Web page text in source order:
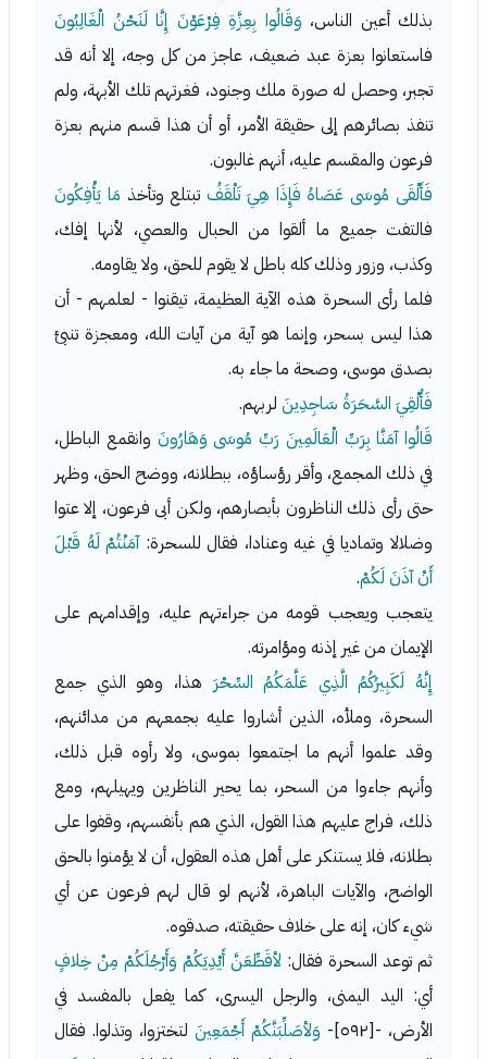
بذلك أعين الناس، وَقَالُوا بِعِزَّةِ فِرْعَوْنَ إِنَّا لَنَحْنُ الْغَالِبُونَ
فاستعانوا بعزة عبد ضعيف، عاجز من كل وجه، إلا أنه قد
تجبر، وحصل له صورة ملك وجنود، فغرتهم تلك الأبهة، ولم
تنفذ بصائرهم إلى حقيقة الأمر، أو أن هذا قسم منهم بعزة
فرعون والمقسم عليه، أنهم غالبون.
فَأَلْقَى مُوسَى عَصَاهُ فَإِذَا هِيَ تَلْقَفُتبتلع وتأخذ مَا يَأْفِكُونَ
فالتفت جميع ما ألقوا من الحبال والعصي، لأنها إفك،
وكذب، وزور وذلك كله باطل لا يقوم للحق، ولا يقاومه.
فلما رأى السحرة هذه الآية العظيمة، تيقنوا - لعلمهم - أن
هذا ليس بسحر، وإنما هو آية من آيات الله، ومعجزة تنبئ
بصدق موسى، وصحة ما جاء به.
فَأُلْقِيَ السَّحَرَةُ سَاجِدِينَ لربهم.
قَالُوا آمَنَّا بِرَبِّ الْعَالَمِينَ رَبِّ مُوسَى وَهَارُونَ وانقمع الباطل،
في ذلك المجمع، وأقر رؤساؤه، ببطلانه، ووضح الحق، وظهر
حتى رأى ذلك الناظرون بأبصارهم، ولكن أبى فرعون، إلا عتوا
وضلالا وتماديا في غيه وعنادا، فقال للسحرة:آمَنْتُمْ لَهُ قَبْلَ
أَنْ آذَنَ لَكُمْ.
يتعجب ويعجب قومه من جراءتهم عليه، وإقدامهم على
الإيمان من غير إذنه ومؤامرته.
إِنَّهُ لَكَبِيرُكُمُ الَّذِي عَلَّمَكُمُ السِّحْرَ هذا، وهو الذي جمع
السحرة، وملأه، الذين أشاروا عليه بجمعهم من مدائنهم،
وقد علموا أنهم ما اجتمعوا بموسى، ولا رأوه قبل ذلك،
وأنهم جاءوا من السحر، بما يحير الناظرين ويهيلهم، ومع
ذلك، فراج عليهم هذا القول، الذي هم بأنفسهم، وقفوا على
بطلانه، فلا يستنكر على أهل هذه العقول، أن لا يؤمنوا بالحق
الواضح، والآيات الباهرة، لأنهم لو قال لهم فرعون عن أي
شيء كان، إنه على خلاف حقيقته، صدقوه.
ثم توعد السحرة فقال: لأقَطِّعَنَّ أَيْدِيَكُمْ وَأَرْجُلَكُمْ مِنْ خِلافٍ
أي: اليد اليمنى، والرجل اليسرى، كما يفعل بالمفسد في
الأرض، -[٥٩٢]-
وَلأصَلِّبَنَّكُمْ أَجْمَعِينَ لتختزوا، وتذلوا. فقال